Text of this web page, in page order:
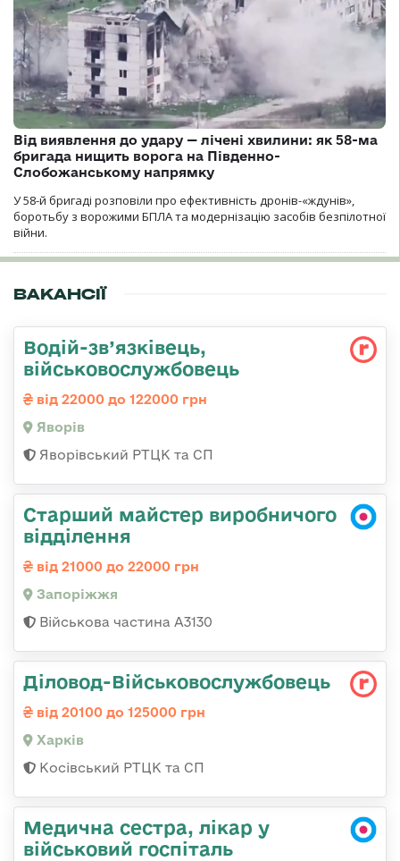
Від виявлення до удару — лічені хвилини: як 58-ма
бригада нищить ворога на Південно-
Слобожанському напрямку
У 58-й бригаді розповіли про ефективність дронів-«ждунів»,
боротьбу з ворожими БПЛА та модернізацію засобів безпілотної
війни.
ВАКАНСІЇ
Водій-зв’язківець,
військовослужбовець
від 22000 до 122000 грн
Яворів
Яворівський РТЦК та СП
Старший майстер виробничого
відділення
від 21000 до 22000 грн
Запоріжжя
Військова частина А3130
Діловод-Військовослужбовець
від 20100 до 125000 грн
Харків
Косівський РТЦК та СП
Медична сестра, лікар у
військовий госпіталь